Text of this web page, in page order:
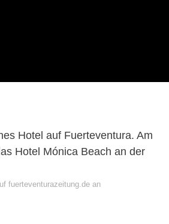
Hotel auf Fuerteventura. Am
Hotel Mónica Beach an der
fuerteventurazeitung.de an